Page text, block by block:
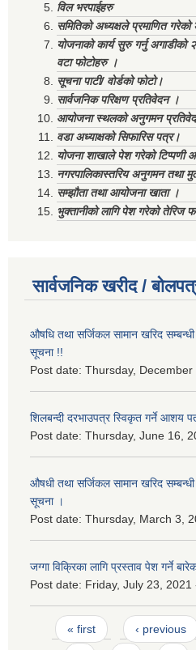
विल भरपाईहरु
समितिको अध्यक्षले प्रमाणित गरेको
योजनाको कार्य सुरु गर्नु अगाडीको
वटा फोटोहरु ।
सूचना पाटी/ वोर्डको फोटो।
सार्वजनिक परिक्षण प्रतिवेदन ।
आयोजना स्थलको अनुगमन
वडा अध्याक्षको सिफारिस पत्र।
योजना शाखाले पेश गरेको टिप्पणी
नगरपालिकास्तरिय अनुगमन तथा
सम्झौता तथा आयोजना खाता ।
भुक्तानीको लागि पेश गरेको तेरिज
सार्वजनिक खरीद /
औषधि तथा सर्जिकल सामान खरिद
सूचना !!
Post date: Thursday,
शिलबन्दी दरभाउपत्र स्विकृत गर्ने आशय
Post date: Thursday, June 16,
औषधी तथा सर्जिकल सामान खरिद
सूचना ।
Post date: Thursday, March 3,
जग्गा विक्रिका लागि प्रस्ताव पेश गर्ने
Post date: Friday, July 23, 2021
Pages
« first ‹ previous